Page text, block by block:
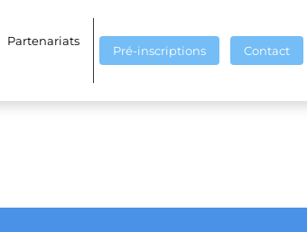
Partenariats
Pré-inscriptions Contact